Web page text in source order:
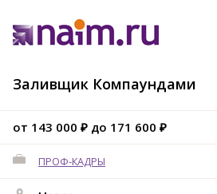
Заливщик Компаундами
от 143 000 ₽ до 171 600 ₽
ПРОФ-КАДРЫ